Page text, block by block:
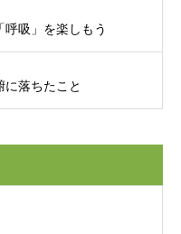
「呼吸」を楽しもう
に落ちたこと